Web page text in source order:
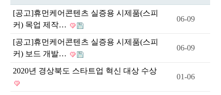
[공고]휴먼케어콘텐츠 실증용 시제품(스피
커) 목업 제작…
06-09
[공고]휴먼케어콘텐츠 실증용 시제품(스피
커) 보드 개발…
06-09
2020년 경상북도 스타트업 혁신 대상 수상
01-06